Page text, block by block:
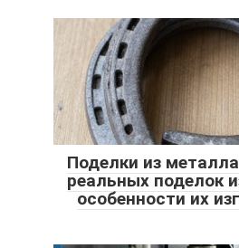
Поделки из
реальных поделок
особенности их